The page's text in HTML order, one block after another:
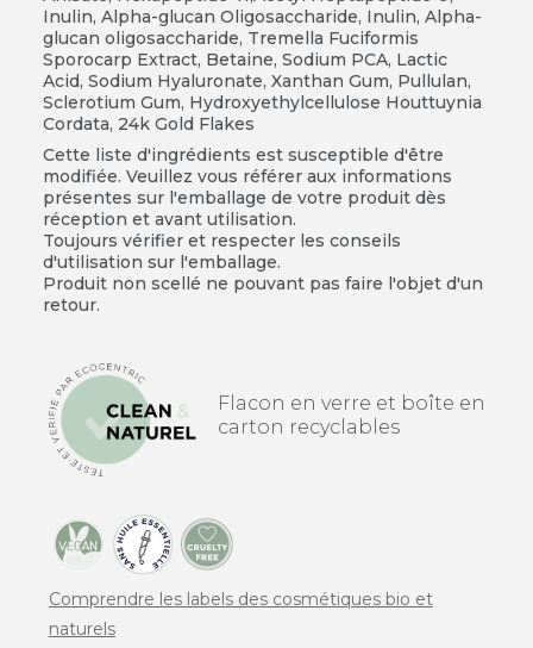
Inulin, Alpha-glucan Oligosaccharide, Inulin, Alpha-
glucan oligosaccharide, Tremella Fuciformis
Sporocarp Extract, Betaine, Sodium PCA, Lactic
Acid, Sodium Hyaluronate, Xanthan Gum, Pullulan,
Sclerotium Gum, Hydroxyethylcellulose Houttuynia
Cordata, 24k Gold Flakes
Cette liste d'ingrédients est susceptible d'être
modifiée. Veuillez vous référer aux informations
présentes sur l'emballage de votre produit dès
réception et avant utilisation.
Toujours vérifier et respecter les conseils
d'utilisation sur l'emballage.
Produit non scellé ne pouvant pas faire l'objet d'un
retour.
Flacon en verre et boîte en
carton recyclables
Comprendre les labels des cosmétiques bio et
naturels